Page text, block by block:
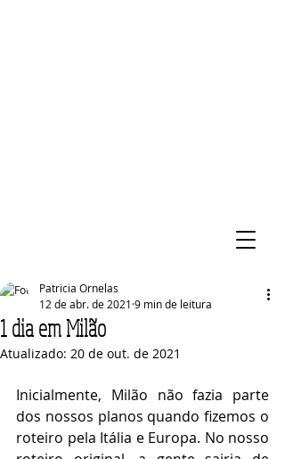
1 dia em Milão
Patricia Ornelas
12 de abr. de 2021 9 min de leitura
Atualizado: 20 de out. de 2021
Inicialmente, Milão não fazia parte
dos nossos planos quando fizemos o
roteiro pela Itália e Europa. No nosso